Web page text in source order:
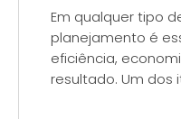
Em qualquer tipo
planejamento é
eficiência,
resultado. Um dos